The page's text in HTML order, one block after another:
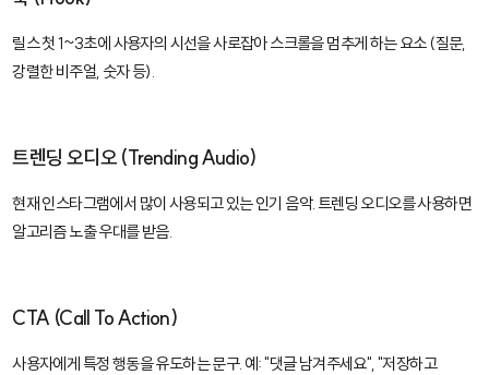
릴스 첫 1~3초에 사용자의 시선을 사로잡아 스크롤을 멈추게 하는 요소 (질문,
강렬한 비주얼, 숫자 등).
트렌딩 오디오 (Trending Audio)
현재 인스타그램에서 많이 사용되고 있는 인기 음악. 트렌딩 오디오를 사용하면
알고리즘 노출 우대를 받음.
CTA (Call To Action)
사용자에게 특정 행동을 유도하는 문구. 예: "댓글 남겨주세요", "저장하고